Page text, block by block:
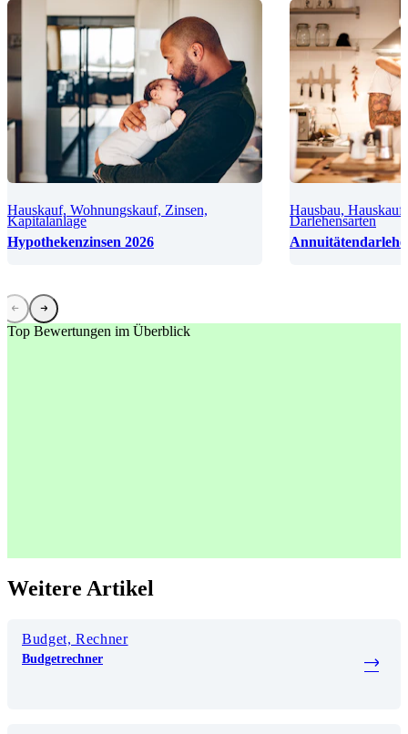
Hauskauf, Wohnungskauf, Zinsen,
Kapitalanlage
Hypothekenzinsen 2026
Hausbau,
Darlehensarten
Top Bewertungen im Überblick
Weitere Artikel
Budget, Rechner
Budgetrechner